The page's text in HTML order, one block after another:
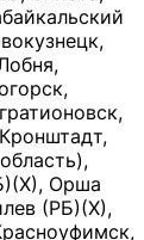
Орша
(РБ)(Х),